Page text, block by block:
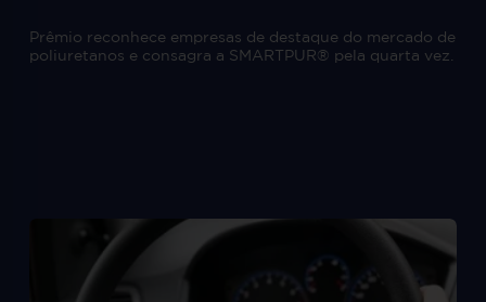
Prêmio reconhece empresas de destaque do mercado de
poliuretanos e consagra a SMARTPUR® pela quarta vez.